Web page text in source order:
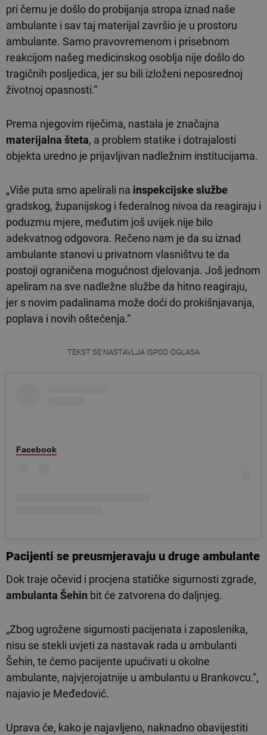
pri čemu je došlo do probijanja stropa iznad naše
ambulante i sav taj materijal završio je u prostoru
ambulante. Samo pravovremenom i prisebnom
reakcijom našeg medicinskog osoblja nije došlo do
tragičnih posljedica, jer su bili izloženi neposrednoj
životnoj opasnosti.“
Prema njegovim riječima, nastala je značajna
materijalna šteta, a problem statike i dotrajalosti
objekta uredno je prijavljivan nadležnim institucijama.
„Više puta smo apelirali na inspekcijske službe
gradskog, županijskog i federalnog nivoa da reagiraju i
poduzmu mjere, međutim još uvijek nije bilo
adekvatnog odgovora. Rečeno nam je da su iznad
ambulante stanovi u privatnom vlasništvu te da
postoji ograničena mogućnost djelovanja. Još jednom
apeliram na sve nadležne službe da hitno reagiraju,
jer s novim padalinama može doći do prokišnjavanja,
poplava i novih oštećenja.“
TEKST SE NASTAVLJA ISPOD OGLASA
Facebook
Pacijenti se preusmjeravaju u druge ambulante
Dok traje očevid i procjena statičke sigurnosti zgrade,
ambulanta Šehin bit će zatvorena do daljnjeg.
„Zbog ugrožene sigurnosti pacijenata i zaposlenika,
nisu se stekli uvjeti za nastavak rada u ambulanti
Šehin, te ćemo pacijente upućivati u okolne
ambulante, najvjerojatnije u ambulantu u Brankovcu.“,
najavio je Međedović.
Uprava će, kako je najavljeno, naknadno obavijestiti